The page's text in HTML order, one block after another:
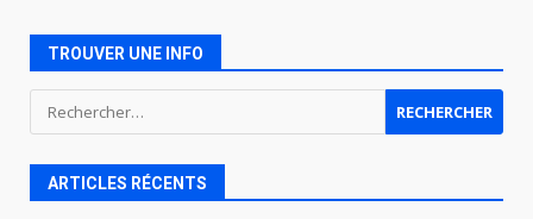
TROUVER UNE INFO
Rechercher :
ARTICLES RÉCENTS